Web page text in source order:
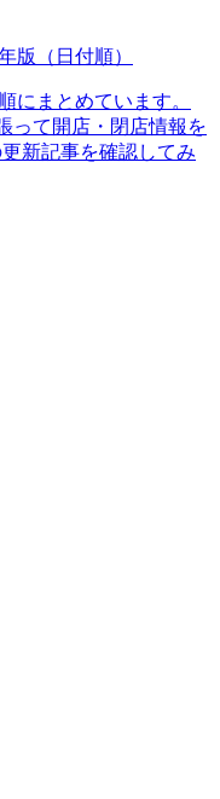
版（日付順）
にまとめています。
って開店・閉店情報を
新記事を確認してみ